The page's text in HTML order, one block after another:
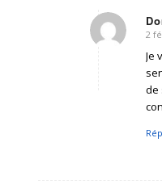
2
Je
de